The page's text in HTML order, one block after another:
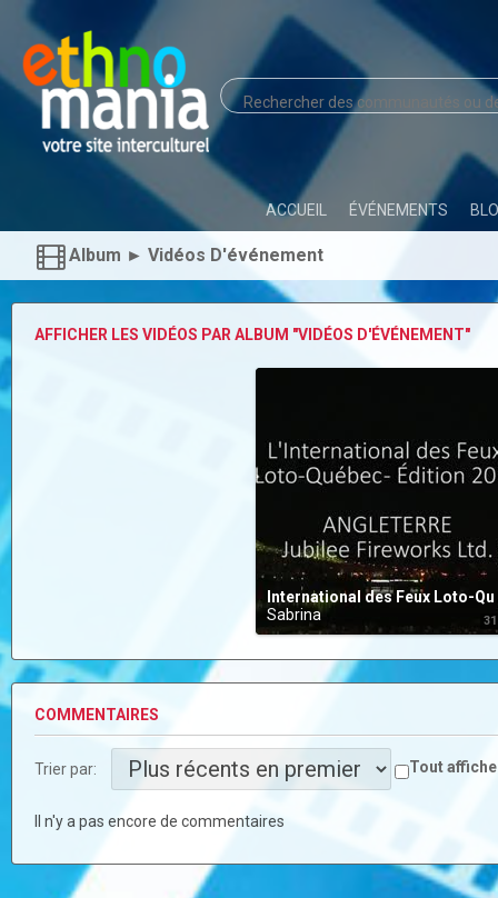
ACCUEIL ÉVÉNEMENTS
Album ► Vidéos D'événement
AFFICHER LES VIDÉOS PAR ALBUM "VIDÉOS D'ÉVÉNEMENT"
Sabrina
COMMENTAIRES
Trier par: Tout
Il n'y a pas encore de commentaires